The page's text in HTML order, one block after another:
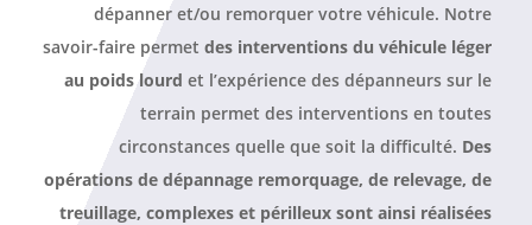
dépanner et/ou remorquer votre véhicule. Notre
savoir-faire permetdes interventions du véhicule léger
au poids lourd et l’expérience des dépanneurs sur le
terrain permet des interventions en toutes
circonstances quelle que soit la difficulté. Des
opérations de dépannage remorquage, de relevage, de
treuillage, complexes et périlleux sont ainsi réalisées